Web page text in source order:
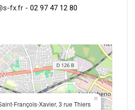
fx.fr - 02 97 47 12 80
François-Xavier, 3 rue Thiers
×